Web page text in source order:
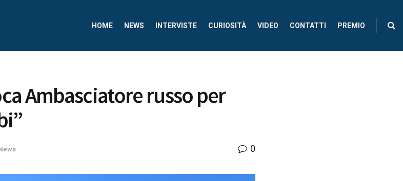
HOME NEWS INTERVISTE CURIOSITÀ VIDEO CONTATTI PREMIO
Ambasciatore russo per
0